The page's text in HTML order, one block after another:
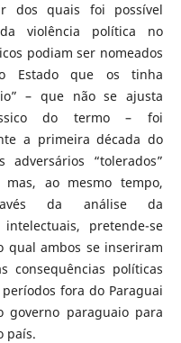
dos quais foi possível
violência política no
podiam ser nomeados
Estado que os tinha
– que não se ajusta
do termo – foi
a primeira década do
“tolerados”
ao mesmo tempo,
da análise da
pretende-se
qual ambos se inseriram
consequências políticas
fora do Paraguai
governo paraguaio para
país.